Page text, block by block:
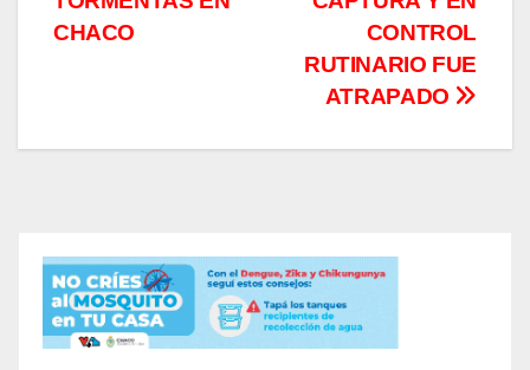
entradas
CONTROL
RUTINARIO FUE
ATRAPADO
CHACO